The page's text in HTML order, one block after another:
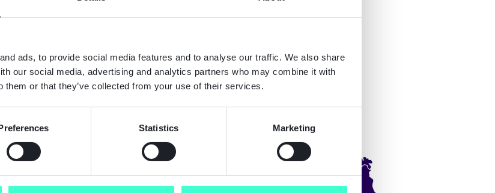
ads, to provide social media features and to analyse our traffic. We also share
our social media, advertising and analytics partners who may combine it with
them or that they’ve collected from your use of their services.
Statistics Marketing